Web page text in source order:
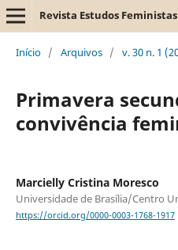
Revista Estudos Feministas
Início / Arquivos / v. 30 n. 1
Primavera
convivência
Marcielly Cristina Moresco
Universidade de Brasília/Centro
https://orcid.org/0000-0003-1768-1917